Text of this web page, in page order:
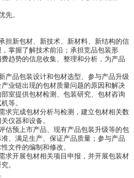
先。
担新包材、新技术、新材料、新结构的信
掌握了解技术前沿；承担竞品包装形
趋势的信息收集、整理和分析，为产品
产品包装设计和包材选型、参与产品升级
业链出现的包材质量问题的原因和解决
室提供包材检测、包装研究、包材咨询
等。
求完成包材分析与检测，建立包材相关数
仪器和设备。
估预上市产品、现有产品包装升级等的包
、满足生产、保证产品质量；参与产品
文件的编制和修改。
求开展包材相关项目申报，并开展包装材
。